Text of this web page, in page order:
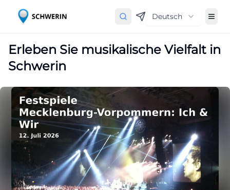
Deutsch
Erleben Sie musikalische Vielfalt in
Schwerin